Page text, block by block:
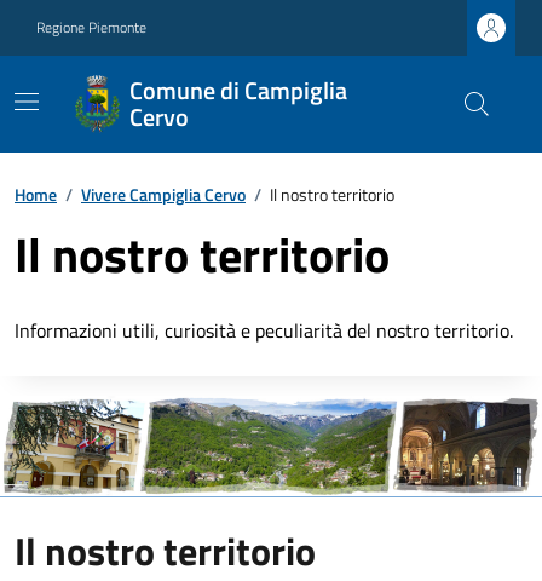
Regione Piemonte
Comune di Campiglia
Cervo
Home / Vivere Campiglia Cervo / Il nostro territorio
Il nostro territorio
Informazioni utili, curiosità e peculiarità del nostro territorio.
Il nostro territorio